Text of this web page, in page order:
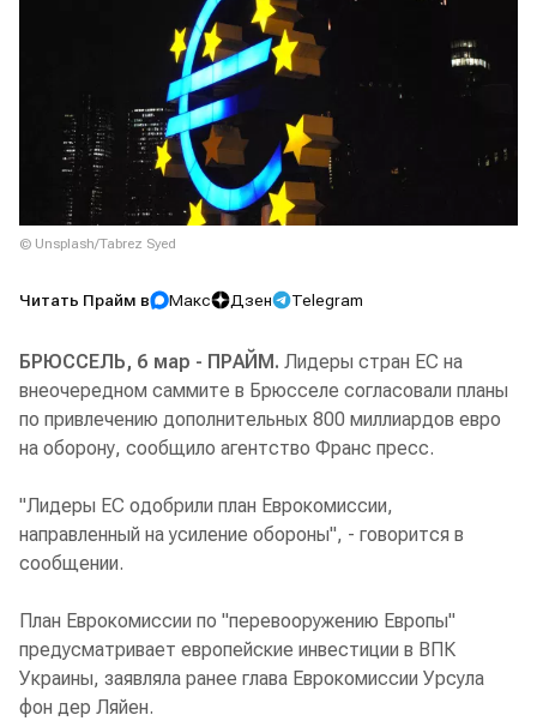
© Unsplash/Tabrez Syed
Читать Прайм в Макс Дзен Telegram
БРЮССЕЛЬ, 6 мар - ПРАЙМ. Лидеры стран ЕС на
внеочередном саммите в Брюсселе согласовали планы
по привлечению дополнительных 800 миллиардов евро
на оборону, сообщило агентство Франс пресс.
"Лидеры ЕС одобрили план Еврокомиссии,
направленный на усиление обороны", - говорится в
сообщении.
План Еврокомиссии по "перевооружению Европы"
предусматривает европейские инвестиции в ВПК
Украины, заявляла ранее глава Еврокомиссии Урсула
фон дер Ляйен.